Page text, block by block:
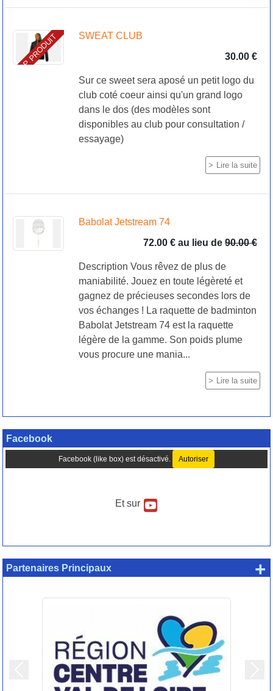
TOP PRODUIT
SWEAT CLUB
30.00 €
Sur ce sweet sera aposé un petit logo du
club coté coeur ainsi qu'un grand logo
dans le dos (des modèles sont
disponibles au club pour consultation /
essayage)
Lire la suite
Babolat Jetstream 74
72.00 € au lieu de 90.00 €
Description Vous rêvez de plus de
maniabilité. Jouez en toute légèreté et
gagnez de précieuses secondes lors de
vos échanges ! La raquette de badminton
Babolat Jetstream 74 est la raquette
légère de la gamme. Son poids plume
vous procure une mania...
Lire la suite
Facebook
Facebook (like box) est désactivé. Autoriser
Et sur
Partenaires Principaux
Précedent
+